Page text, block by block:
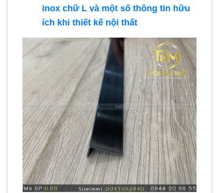
inox chữ L và một số thông tin hữu
ích khi thiết kế nội thất